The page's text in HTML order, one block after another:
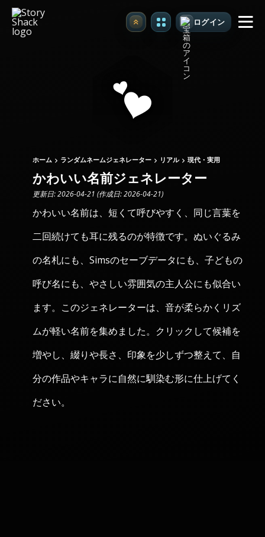
アップグレード ログイン
ホーム ランダムネームジェネレーター リアル 現代・実用
かわいい名前ジェネレーター
更新日: 2026-04-21 (作成日: 2026-04-21)
かわいい名前は、短くて呼びやすく、同じ言葉を
二回続けても耳に残るのが特徴です。ぬいぐるみ
の名札にも、Simsのセーブデータにも、子どもの
呼び名にも、やさしい雰囲気の主人公にも似合い
ます。このジェネレーターは、音が柔らかくリズ
ムが軽い名前を集めました。クリックして候補を
増やし、綴りや長さ、印象を少しずつ整えて、自
分の作品やキャラに自然に馴染む形に仕上げてく
ださい。